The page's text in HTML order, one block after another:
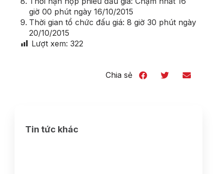
giờ 00 phút ngày 16/10/2015
Thời gian tổ chức đấu giá: 8 giờ 30 phút ngày
20/10/2015
Lượt xem: 322
Chia sẻ
Tin tức khác